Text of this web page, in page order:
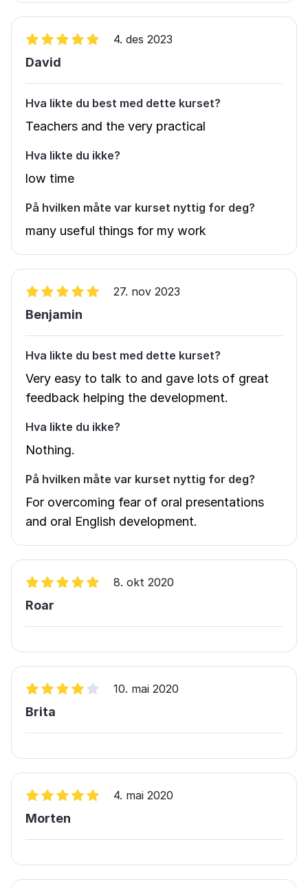
4. des 2023
David
Hva likte du best med dette kurset?
Teachers and the very practical
Hva likte du ikke?
low time
På hvilken måte var kurset nyttig for deg?
many useful things for my work
27. nov 2023
Benjamin
Hva likte du best med dette kurset?
Very easy to talk to and gave lots of great
feedback helping the development.
Hva likte du ikke?
Nothing.
På hvilken måte var kurset nyttig for deg?
For overcoming fear of oral presentations
and oral English development.
8. okt 2020
Roar
10. mai 2020
Brita
4. mai 2020
Morten